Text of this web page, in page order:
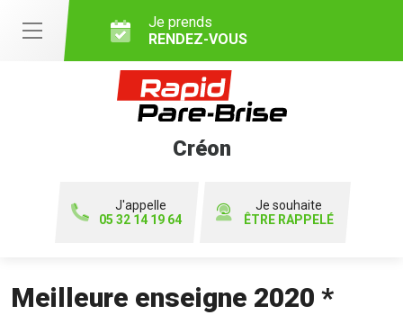
Je prends
RENDEZ-VOUS
Créon
J'appelle
05 32 14 19 64
Je souhaite
ÊTRE RAPPELÉ
Meilleure enseigne 2020 *